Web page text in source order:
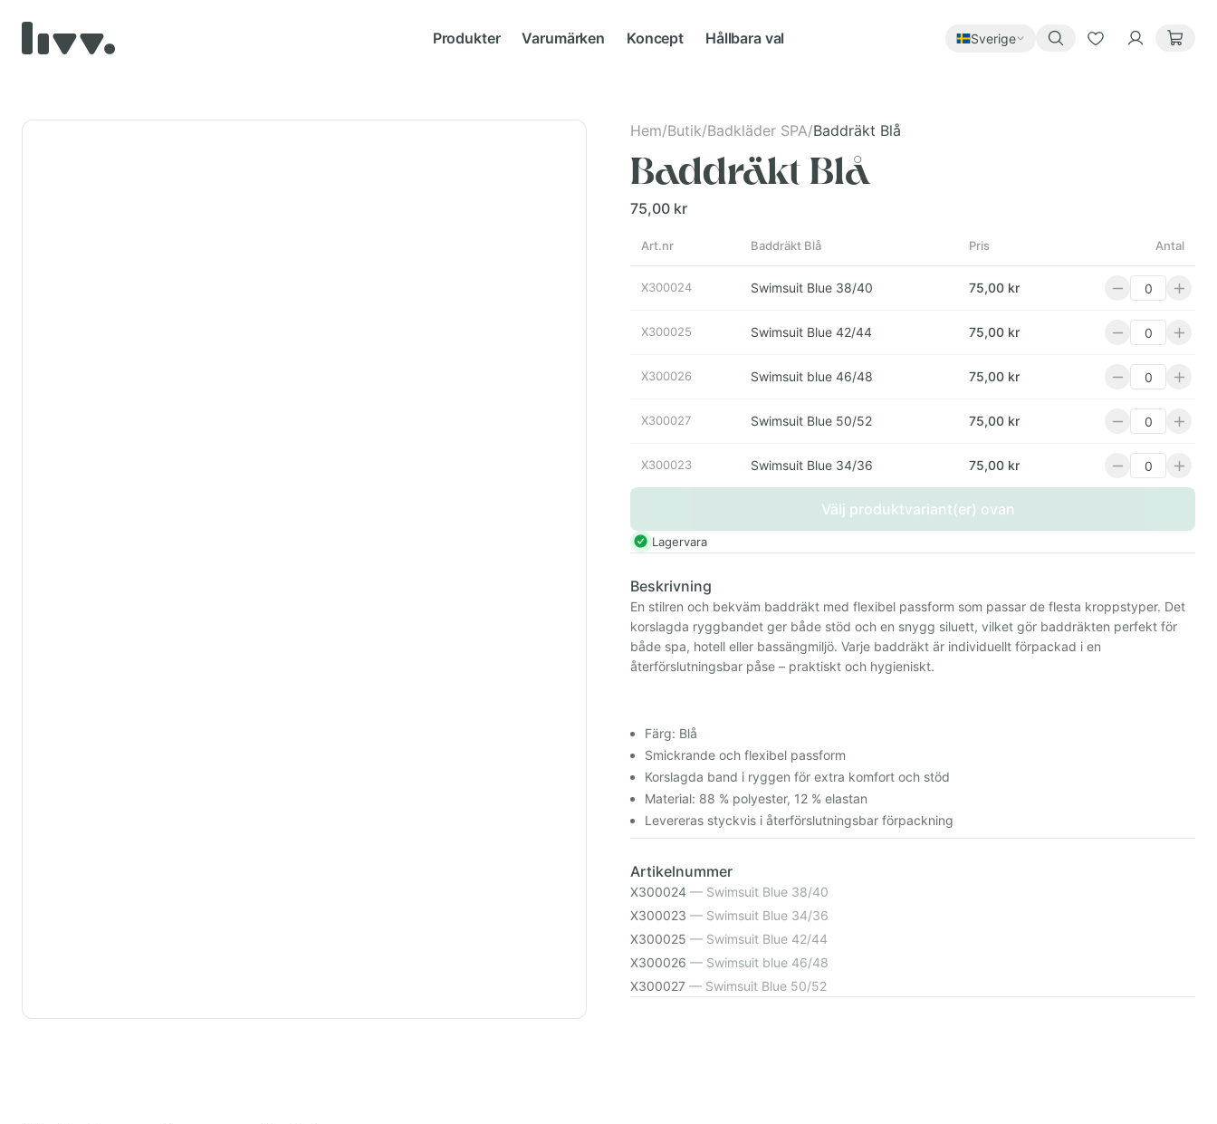
Produkter Varumärken Koncept Hållbara val Sverige
Hem/Butik/Badkläder SPA/Baddräkt Blå
Baddräkt Blå
75,00 kr
Art.nr Baddräkt Blå Pris Antal
X300024 Swimsuit Blue 38/40 75,00 kr
X300025 Swimsuit Blue 42/44 75,00 kr
X300026 Swimsuit blue 46/48 75,00 kr
X300027 Swimsuit Blue 50/52 75,00 kr
X300023 Swimsuit Blue 34/36 75,00 kr
Välj produktvariant(er) ovan
Lagervara
Beskrivning
En stilren och bekväm baddräkt med flexibel passform som passar de flesta kroppstyper. Det
korslagda ryggbandet ger både stöd och en snygg siluett, vilket gör baddräkten perfekt för
både spa, hotell eller bassängmiljö. Varje baddräkt är individuellt förpackad i en
återförslutningsbar påse – praktiskt och hygieniskt.
Färg: Blå
Smickrande och flexibel passform
Korslagda band i ryggen för extra komfort och stöd
Material: 88 % polyester, 12 % elastan
Levereras styckvis i återförslutningsbar förpackning
Artikelnummer
X300024 — Swimsuit Blue 38/40
X300023 — Swimsuit Blue 34/36
X300025 — Swimsuit Blue 42/44
X300026 — Swimsuit blue 46/48
X300027 — Swimsuit Blue 50/52